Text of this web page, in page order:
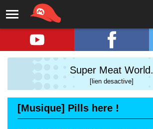
Super Meat World.
[lien desactive]
[Musique] Pills here !